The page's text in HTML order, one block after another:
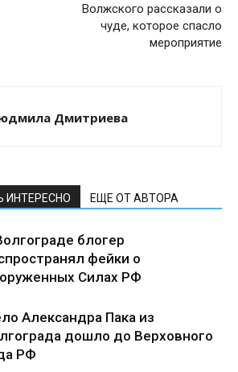
Волжского рассказали о
чуде, которое спасло
мероприятие
Дмитриева
ИНТЕРЕСНО ЕЩЕ ОТ АВТОРА
блогер
фейки о
Силах РФ
Александра Пака из
дошло до Верховного
РФ